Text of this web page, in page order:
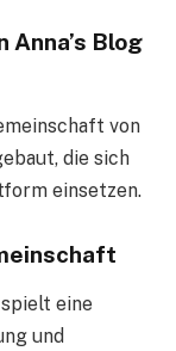
Blog
von
die sich
einsetzen.
spielt eine
und